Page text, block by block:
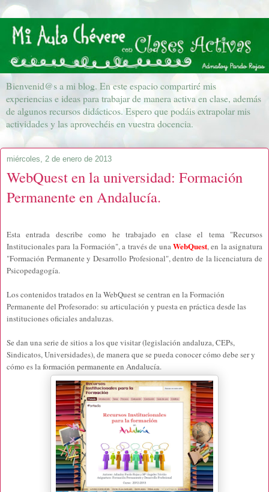
Bienvenid@s a mi blog. En este espacio compartiré mis
experiencias e ideas para trabajar de manera activa en clase, además
de algunos recursos didácticos. Espero que podáis extrapolar mis
actividades y las aprovechéis en vuestra docencia.
miércoles, 2 de enero de 2013
WebQuest en la universidad: Formación
Permanente en Andalucía.
Esta entrada describe como he trabajado en clase el tema "Recursos
Institucionales para la Formación", a través de unaWebQuest, en la asignatura
"Formación Permanente y Desarrollo Profesional", dentro de la licenciatura de
Psicopedagogía.
Los contenidos tratados en la WebQuest se centran en la Formación
Permanente del Profesorado: su articulación y puesta en práctica desde las
instituciones oficiales andaluzas.
Se dan una serie de sitios a los que visitar (legislación andaluza, CEPs,
Sindicatos, Universidades), de manera que se pueda conocer cómo debe ser y
cómo es la formación permanente en Andalucía.